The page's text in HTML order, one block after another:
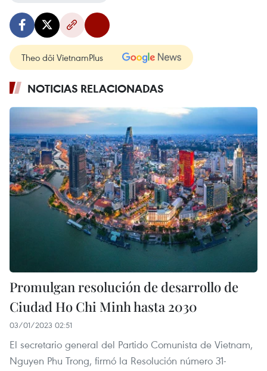
Theo dõi VietnamPlus
NOTICIAS RELACIONADAS
Promulgan resolución de desarrollo de
Ciudad Ho Chi Minh hasta 2030
03/01/2023 02:51
El secretario general del Partido Comunista de Vietnam,
Nguyen Phu Trong, firmó la Resolución número 31-